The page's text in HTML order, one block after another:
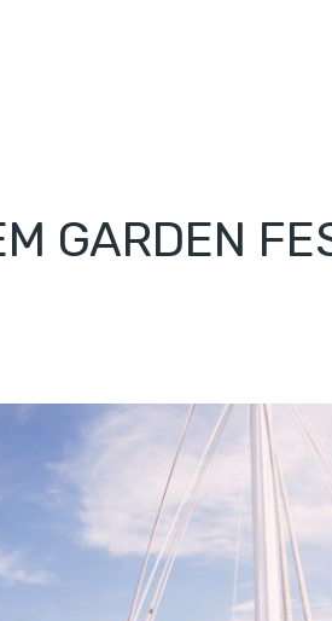
GARDEN